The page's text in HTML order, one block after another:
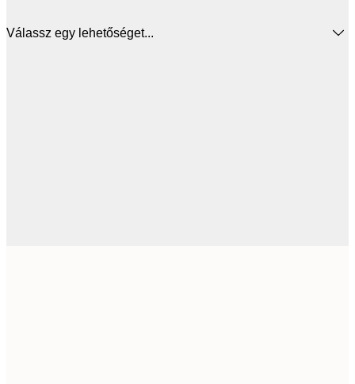
Válassz egy lehetőséget...